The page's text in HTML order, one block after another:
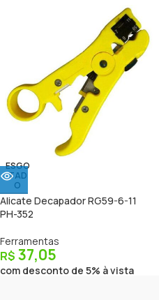
ESGO
TAD
O
Alicate Decapador RG59-6-11
PH-352
Ferramentas
R$ 37,05
com desconto de 5% à vista